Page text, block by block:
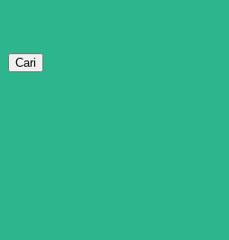
Cari